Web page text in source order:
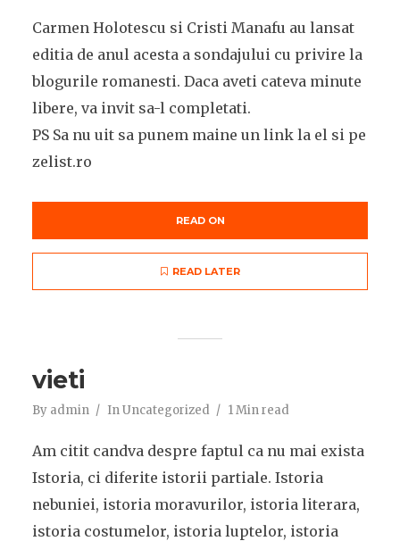
Carmen Holotescu si Cristi Manafu au lansat
editia de anul acesta a sondajului cu privire la
blogurile romanesti. Daca aveti cateva minute
libere, va invit sa-l completati.
PS Sa nu uit sa punem maine un link la el si pe
zelist.ro
READ ON
READ LATER
vieti
By admin InUncategorized 1 Min read
Am citit candva despre faptul ca nu mai exista
Istoria, ci diferite istorii partiale. Istoria
nebuniei, istoria moravurilor, istoria literara,
istoria costumelor, istoria luptelor, istoria